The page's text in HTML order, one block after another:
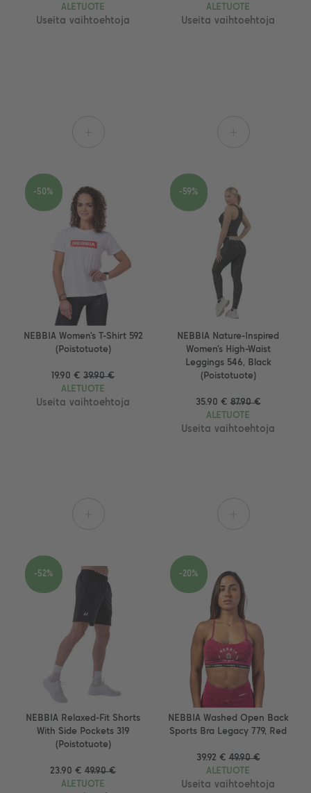
ALETUOTE
Useita vaihtoehtoja
ALETUOTE
Useita vaihtoehtoja
NEBBIA Women's T-Shirt 592
(Poistotuote)
19.90 € 39.90 €
ALETUOTE
Useita vaihtoehtoja
-50%
NEBBIA Nature-Inspired
Women's High-Waist
Leggings 546, Black
(Poistotuote)
35.90 € 87.90 €
ALETUOTE
Useita vaihtoehtoja
-59%
NEBBIA Relaxed-Fit Shorts
With Side Pockets 319
(Poistotuote)
23.90 € 49.90 €
ALETUOTE
-52%
NEBBIA Washed Open Back
Sports Bra Legacy 779, Red
39.92 € 49.90 €
ALETUOTE
Useita vaihtoehtoja
-20%